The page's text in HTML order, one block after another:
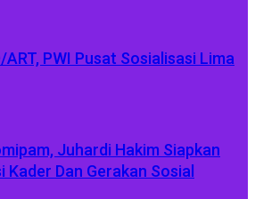
PWI Pusat Sosialisasi Lima
Juhardi Hakim Siapkan
Dan Gerakan Sosial